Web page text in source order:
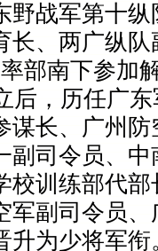
野战军第十
长、两广纵
部南下参加
，历任广东
谋长、广州
副司令员、
校训练部代
军副司令员
升为少将军衔